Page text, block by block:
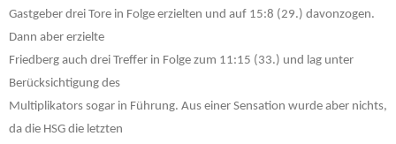
Gastgeber drei Tore in Folge erzielten und auf 15:8 (29.) davonzogen.
Dann aber erzielte
Friedberg auch drei Treffer in Folge zum 11:15 (33.) und lag unter
Berücksichtigung des
Multiplikators sogar in Führung. Aus einer Sensation wurde aber nichts,
da die HSG die letzten